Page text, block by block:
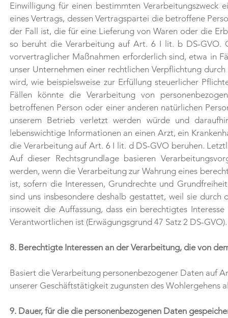
Einwilligung für einen bestimmten Verarbeitungszweck
eines Vertrags, dessen Vertragspartei die betroffene
der Fall ist, die für eine Lieferung von Waren oder die
so beruht die Verarbeitung auf Art. 6 I lit. b DS-GVO.
vorvertraglicher Maßnahmen erforderlich sind, etwa in
unser Unternehmen einer rechtlichen Verpflichtung
wird, wie beispielsweise zur Erfüllung steuerlicher
Fällen könnte die Verarbeitung von
betroffenen Person oder einer anderen natürlichen
unserem Betrieb verletzt werden würde und
lebenswichtige Informationen an einen Arzt, ein
die Verarbeitung auf Art. 6 I lit. d DS-GVO beruhen.
Auf dieser Rechtsgrundlage basieren
werden, wenn die Verarbeitung zur Wahrung eines
ist, sofern die Interessen, Grundrechte und
sind uns insbesondere deshalb gestattet, weil sie durch
insoweit die Auffassung, dass ein berechtigtes
Verantwortlichen ist (Erwägungsgrund 47 Satz 2 DS-GVO).
8. Berechtigte Interessen an der Verarbeitung, die von
Basiert die Verarbeitung personenbezogener Daten auf
unserer Geschäftstätigkeit zugunsten des Wohlergehens
9. Dauer, für die die personenbezogenen Daten